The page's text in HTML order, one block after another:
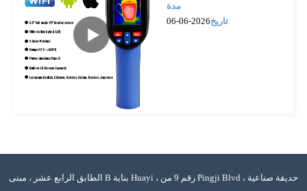
مدة
تاريخ2026-06-06
الطابق الرابع عشر ، مبنى B بناية Huayi ، رقم 9 من Pingji Blvd ، حديقة صناعية